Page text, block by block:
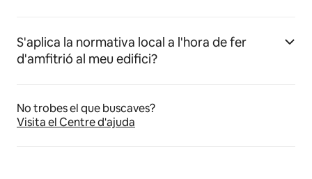
S'aplica la normativa local a l'hora de fer
d'amfitrió al meu edifici?
No trobes el que buscaves?
Visita el Centre d'ajuda